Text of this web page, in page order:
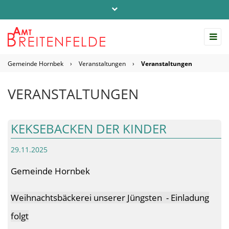
info@amt-breitenfelde.de
Gemeinde Hornbek › Veranstaltungen › Veranstaltungen
VERANSTALTUNGEN
KEKSEBACKEN DER KINDER
29.11.2025
Gemeinde Hornbek
Weihnachtsbäckerei unserer Jüngsten - Einladung
folgt